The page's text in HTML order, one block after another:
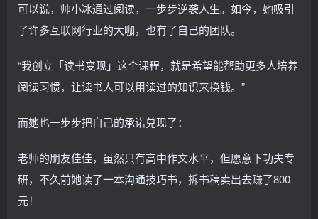
可以说，帅小冰通过阅读，一步步逆袭人生。如今，她吸引
了许多互联网行业的大咖，也有了自己的团队。
“我创立「读书变现」这个课程，就是希望能帮助更多人培养
阅读习惯，让读书人可以用读过的知识来换钱。”
而她也一步步把自己的承诺兑现了：
老师的朋友佳佳，虽然只有高中作文水平，但愿意下功夫专
研，不久前她读了一本沟通技巧书，拆书稿卖出去赚了800
元！